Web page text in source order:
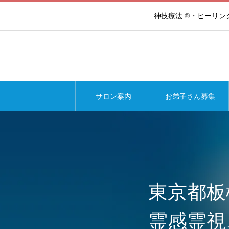
神技療法 ®・ヒーリン
サロン案内 お弟子さん募集
東京都
霊感霊